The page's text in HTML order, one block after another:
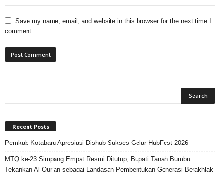
Save my name, email, and website in this browser for the next time I
comment.
Recent Posts
Pemkab Kotabaru Apresiasi Dishub Sukses Gelar HubFest 2026
MTQ ke-23 Simpang Empat Resmi Ditutup, Bupati Tanah Bumbu
Tekankan Al-Qur’an sebagai Landasan Pembentukan Generasi Berakhlak